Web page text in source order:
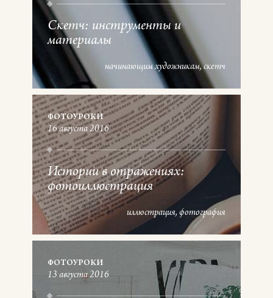
Скетч: инструменты и
материалы
начинающим художникам скетч
ФОТОУРОКИ
16 августа 2016
Истории в отражениях:
фотоиллюстрация
иллюстрация фотография
ФОТОУРОКИ
13 августа 2016